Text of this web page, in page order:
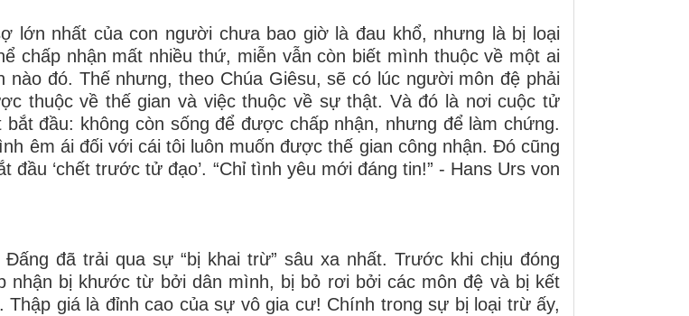
lớn nhất của con người chưa bao giờ là đau khổ, nhưng là bị loại
chấp nhận mất nhiều thứ, miễn vẫn còn biết mình thuộc về một ai
nào đó. Thế nhưng, theo Chúa Giêsu, sẽ có lúc người môn đệ phải
thuộc về thế gian và việc thuộc về sự thật. Và đó là nơi cuộc tử
bắt đầu: không còn sống để được chấp nhận, nhưng để làm chứng.
êm ái đối với cái tôi luôn muốn được thế gian công nhận. Đó cũng
đầu ‘chết trước tử đạo’. “Chỉ tình yêu mới đáng tin!” - Hans Urs von
đã trải qua sự “bị khai trừ” sâu xa nhất. Trước khi chịu đóng
nhận bị khước từ bởi dân mình, bị bỏ rơi bởi các môn đệ và bị kết
Thập giá là đỉnh cao của sự vô gia cư! Chính trong sự bị loại trừ ấy,